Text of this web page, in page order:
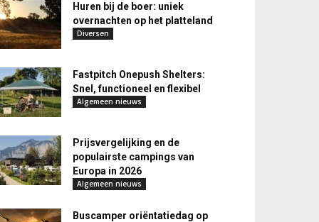
Huren bij de boer: uniek
overnachten op het platteland
Diversen
Fastpitch Onepush Shelters:
Snel, functioneel en flexibel
Algemeen nieuws
Prijsvergelijking en de
populairste campings van
Europa in 2026
Algemeen nieuws
Buscamper oriëntatiedag op